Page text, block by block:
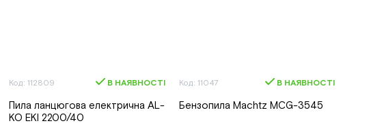
Код: 112809 В НАЯВНОСТІ
Пила ланцюгова електрична AL-
KO EKI 2200/40
Код: 11047 В НАЯВНОСТІ
Бензопила Machtz MCG-3545